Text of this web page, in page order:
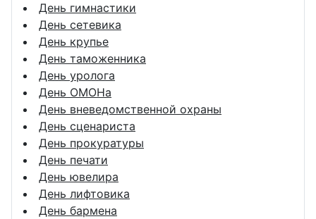
День гимнастики
День сетевика
День крупье
День таможенника
День уролога
День ОМОНа
День вневедомственной охраны
День сценариста
День прокуратуры
День печати
День ювелира
День лифтовика
День бармена